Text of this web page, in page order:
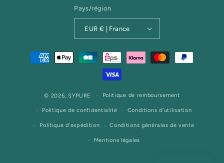
Pays/région
EUR € | France
Moyens
© 2026, SYPURE Politique de remboursement
Politique de confidentialité Conditions d’utilisation
Politique d’expédition Conditions générales de vente
Mentions légales